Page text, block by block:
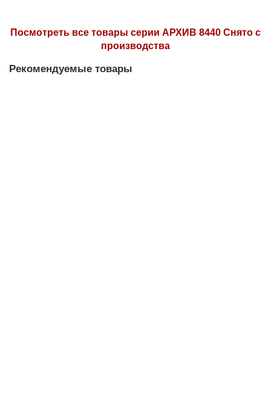
Посмотреть все товары серии АРХИВ 8440 Снято с
производства
Рекомендуемые товары